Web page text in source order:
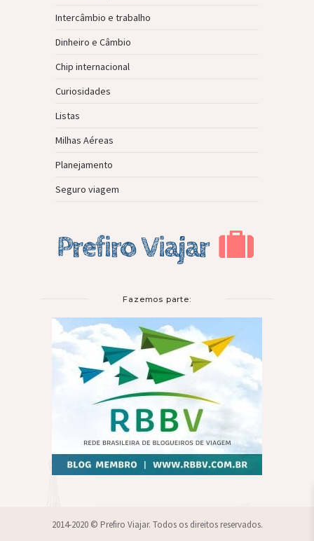
Intercâmbio e trabalho
Dinheiro e Câmbio
Chip internacional
Curiosidades
Listas
Milhas Aéreas
Planejamento
Seguro viagem
Fazemos parte:
2014-2020 © Prefiro Viajar. Todos os direitos reservados.